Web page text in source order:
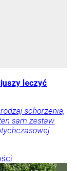
leczyć
schorzenia,
sam zestaw